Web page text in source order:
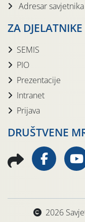
Adresar savjetnika
ZA
SEMIS
PIO
Prezentacije
Intranet
Prijava
DRUŠTVENE
2026